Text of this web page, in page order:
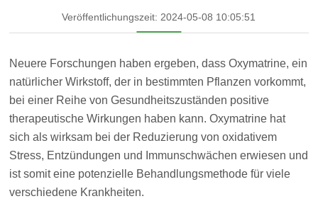
Veröffentlichungszeit: 2024-05-08 10:05:51
Neuere Forschungen haben ergeben, dass Oxymatrine, ein
natürlicher Wirkstoff, der in bestimmten Pflanzen vorkommt,
bei einer Reihe von Gesundheitszuständen positive
therapeutische Wirkungen haben kann. Oxymatrine hat
sich als wirksam bei der Reduzierung von oxidativem
Stress, Entzündungen und Immunschwächen erwiesen und
ist somit eine potenzielle Behandlungsmethode für viele
verschiedene Krankheiten.